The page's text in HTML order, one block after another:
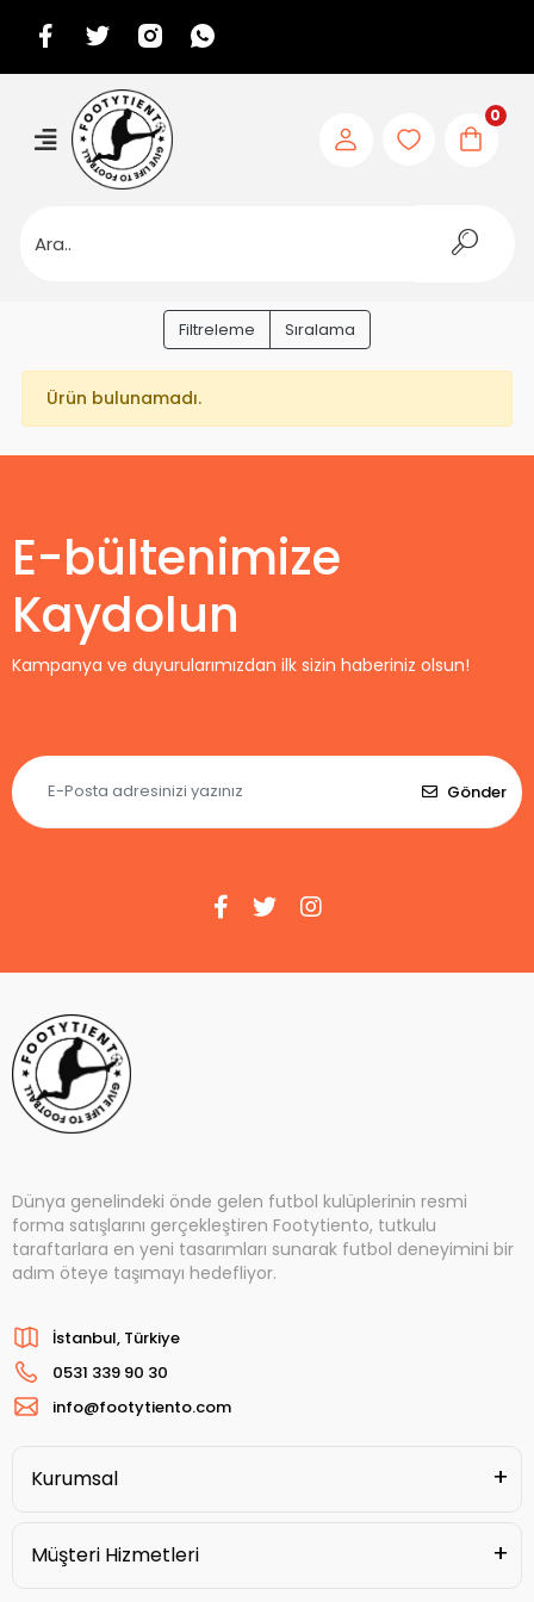
0
Filtreleme Sıralama
Ürün bulunamadı.
E-bültenimize
Kaydolun
Kampanya ve duyurularımızdan ilk sizin haberiniz olsun!
Gönder
Dünya genelindeki önde gelen futbol kulüplerinin resmi
forma satışlarını gerçekleştiren Footytiento, tutkulu
taraftarlara en yeni tasarımları sunarak futbol deneyimini bir
adım öteye taşımayı hedefliyor.
İstanbul, Türkiye
0531 339 90 30
info@footytiento.com
Kurumsal
Müşteri Hizmetleri